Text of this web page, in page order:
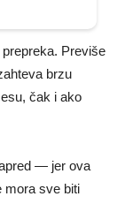
Previše
brzu
čak i ako
— jer ova
mora sve biti